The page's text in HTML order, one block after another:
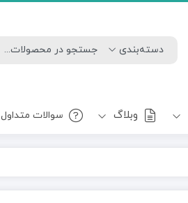
وبلاگ سوالات متداول